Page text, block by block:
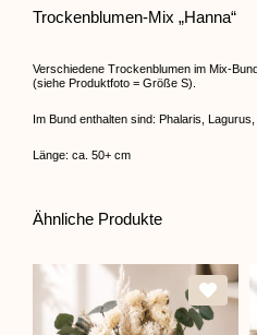
Trockenblumen-Mix „Hanna“
Verschiedene Trockenblumen im Mix-
(siehe Produktfoto = Größe S).
Im Bund enthalten sind: Phalaris,
Länge: ca. 50+ cm
Ähnliche Produkte